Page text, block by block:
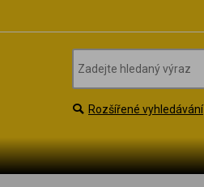
Rozšířené vyhledávání